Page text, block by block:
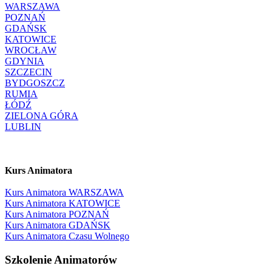
WARSZAWA
POZNAŃ
GDAŃSK
KATOWICE
WROCŁAW
GDYNIA
SZCZECIN
BYDGOSZCZ
RUMIA
ŁÓDŹ
ZIELONA GÓRA
LUBLIN
Kurs Animatora
Kurs Animatora WARSZAWA
Kurs Animatora KATOWICE
Kurs Animatora POZNAŃ
Kurs Animatora GDAŃSK
Kurs Animatora Czasu Wolnego
Szkolenie Animatorów